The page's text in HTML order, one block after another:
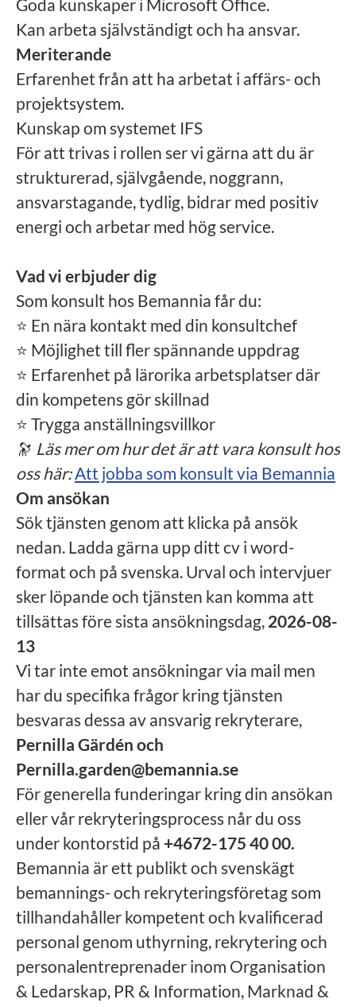
Goda kunskaper i Microsoft Office.
Kan arbeta självständigt och ha ansvar.
Meriterande
Erfarenhet från att ha arbetat i affärs- och
projektsystem.
Kunskap om systemet IFS
För att trivas i rollen ser vi gärna att du är
strukturerad, självgående, noggrann,
ansvarstagande, tydlig, bidrar med positiv
energi och arbetar med hög service.
Vad vi erbjuder dig
Som konsult hos Bemannia får du:
⭐ En nära kontakt med din konsultchef
⭐ Möjlighet till fler spännande uppdrag
⭐ Erfarenhet på lärorika arbetsplatser där
din kompetens gör skillnad
⭐ Trygga anställningsvillkor
🔭 Läs mer om hur det är att vara konsult hos
oss här:Att jobba som konsult via Bemannia
Om ansökan
Sök tjänsten genom att klicka på ansök
nedan. Ladda gärna upp ditt cv i word-
format och på svenska. Urval och intervjuer
sker löpande och tjänsten kan komma att
tillsättas före sista ansökningsdag, 2026-08-
13
Vi tar inte emot ansökningar via mail men
har du specifika frågor kring tjänsten
besvaras dessa av ansvarig rekryterare,
Pernilla Gärdén och
Pernilla.garden@bemannia.se
För generella funderingar kring din ansökan
eller vår rekryteringsprocess når du oss
under kontorstid på +4672-175 40 00.
Bemannia är ett publikt och svenskägt
bemannings- och rekryteringsföretag som
tillhandahåller kompetent och kvalificerad
personal genom uthyrning, rekrytering och
personalentreprenader inom Organisation
& Ledarskap, PR & Information, Marknad &